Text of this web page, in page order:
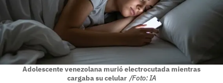
Adolescente venezolana murió electrocutada mientras
cargaba su celular /Foto: IA